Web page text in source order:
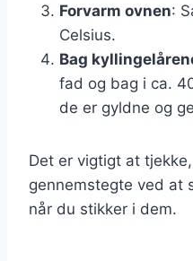
Forvarm ovnen:
Celsius.
Bag
fad og bag i ca.
de er gyldne og
Det er vigtigt at
gennemstegte ved at
når du stikker i dem.